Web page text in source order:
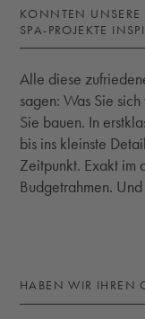
KONNTEN UNSERE
SPA-PROJEKTE
Alle diese
sagen: Was Sie
Sie bauen. In
bis ins kleinste
Zeitpunkt. Exakt im
Budgetrahmen.
HABEN WIR IHREN